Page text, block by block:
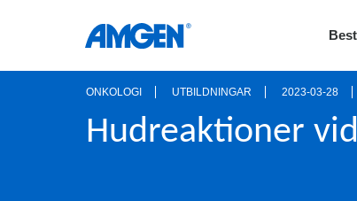
ONKOLOGI UTBILDNINGAR 2023-03-28
Hudreaktioner